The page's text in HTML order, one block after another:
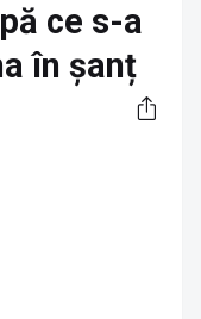
ce s-a
în șanț